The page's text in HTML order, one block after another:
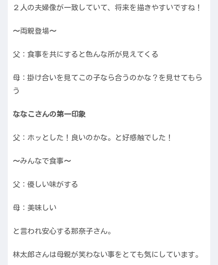
２人の夫婦像が一致していて、将来を描きやすいですね！
〜両親登場〜
父：食事を共にすると色んな所が見えてくる
母：掛け合いを見てこの子なら合うのかな？を見せてもら
う
ななこさんの第一印象
父：ホッとした！良いのかな。と好感触でした！
〜みんなで食事〜
父：優しい味がする
母：美味しい
と言われ安心する那奈子さん。
林太郎さんは母親が笑わない事をとても気にしています。